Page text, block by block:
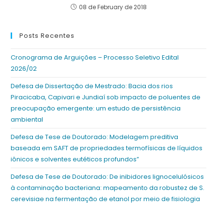
08 de February de 2018
Posts Recentes
Cronograma de Arguições – Processo Seletivo Edital
2026/02
Defesa de Dissertação de Mestrado: Bacia dos rios
Piracicaba, Capivari e Jundiaí sob impacto de poluentes de
preocupação emergente: um estudo de persistência
ambiental
Defesa de Tese de Doutorado: Modelagem preditiva
baseada em SAFT de propriedades termofísicas de líquidos
iônicos e solventes eutéticos profundos”
Defesa de Tese de Doutorado: De inibidores lignocelulósicos
à contaminação bacteriana: mapeamento da robustez de S.
cerevisiae na fermentação de etanol por meio de fisiologia